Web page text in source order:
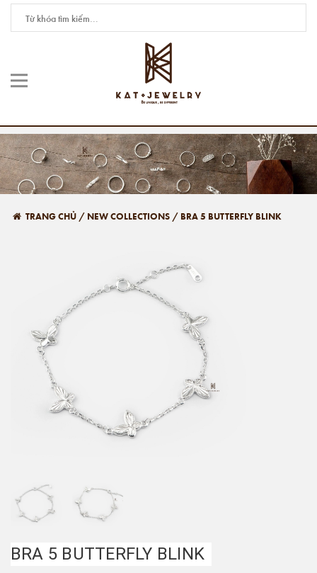
TRANG CHỦ / NEW COLLECTIONS / BRA 5 BUTTERFLY BLINK
BRA 5 BUTTERFLY BLINK